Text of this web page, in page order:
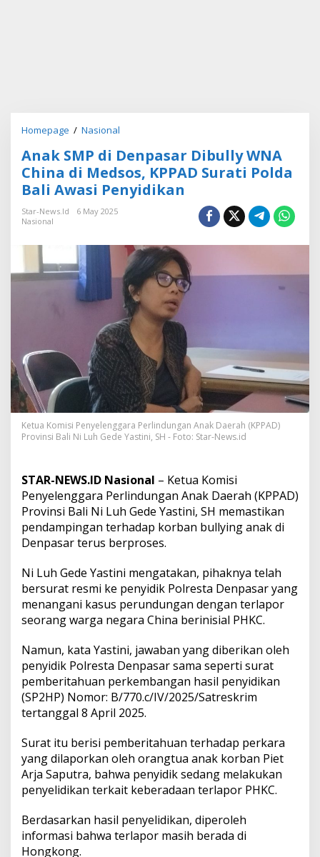
Homepage / Nasional
a
k
S
M
D
n
p
a
s
a
r
D
i
b
u
l
y
W
C
h
i
n
a
d
M
e
d
s
o
s
K
P
P
A
D
S
r
a
t
i
P
d
Anak SMP di Denpasar Dibully WNA
China di Medsos, KPPAD Surati Polda
Bali Awasi Penyidikan
Star-News.id
6 May 2025
Nasional
Ketua Komisi Penyelenggara Perlindungan Anak Daerah (KPPAD)
Provinsi Bali Ni Luh Gede Yastini, SH - Foto: Star-News.id
STAR-NEWS.ID Nasional – Ketua Komisi
Penyelenggara Perlindungan Anak Daerah (KPPAD)
Provinsi Bali Ni Luh Gede Yastini, SH memastikan
pendampingan terhadap korban bullying anak di
Denpasar terus berproses.
Ni Luh Gede Yastini mengatakan, pihaknya telah
bersurat resmi ke penyidik Polresta Denpasar yang
menangani kasus perundungan dengan terlapor
seorang warga negara China berinisial PHKC.
Namun, kata Yastini, jawaban yang diberikan oleh
penyidik Polresta Denpasar sama seperti surat
pemberitahuan perkembangan hasil penyidikan
(SP2HP) Nomor: B/770.c/IV/2025/Satreskrim
tertanggal 8 April 2025.
Surat itu berisi pemberitahuan terhadap perkara
yang dilaporkan oleh orangtua anak korban Piet
Arja Saputra, bahwa penyidik sedang melakukan
penyelidikan terkait keberadaan terlapor PHKC.
Berdasarkan hasil penyelidikan, diperoleh
informasi bahwa terlapor masih berada di
Hongkong.